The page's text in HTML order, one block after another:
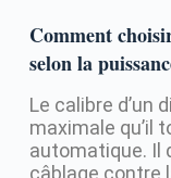
Comment
selon la
Le calibre d’un
maximale qu’il
automatique. Il
câblage contre